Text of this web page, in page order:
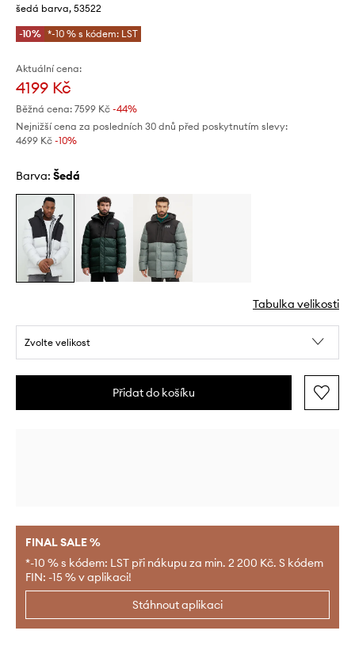
šedá barva, 53522
-10% *-10 % s kódem: LST
Aktuální cena:
4199 Kč
Běžná cena: 7599 Kč -44%
Nejnižší cena za posledních 30 dnů před poskytnutím slevy:
4699 Kč -10%
Barva: šedá
Tabulka velikosti
Zvolte velikost
Přidat do košíku
FINAL SALE %
*-10 % s kódem: LST při nákupu za min. 2 200 Kč. S kódem
FIN: -15 % v aplikaci!
Stáhnout aplikaci